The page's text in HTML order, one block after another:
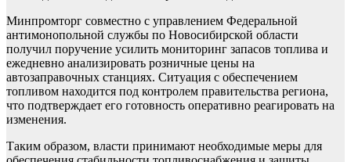
Минпромторг совместно с управлением Федеральной
антимонопольной службы по Новосибирской области
получил поручение усилить мониторинг запасов топлива и
ежедневно анализировать розничные цены на
автозаправочных станциях. Ситуация с обеспечением
топливом находится под контролем правительства региона,
что подтверждает его готовность оперативно реагировать на
изменения.
Таким образом, власти принимают необходимые меры для